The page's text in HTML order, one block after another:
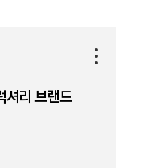
셔리 브랜드